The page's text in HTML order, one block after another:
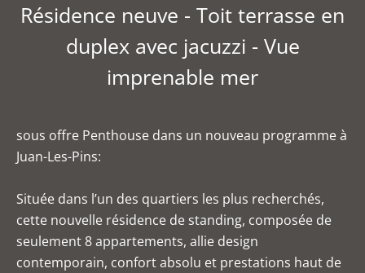
Résidence neuve - Toit terrasse en
duplex avec jacuzzi - Vue
imprenable mer
sous offre Penthouse dans un nouveau programme à
Juan-Les-Pins:
Située dans l’un des quartiers les plus recherchés,
cette nouvelle résidence de standing, composée de
seulement 8 appartements, allie design
contemporain, confort absolu et prestations haut de